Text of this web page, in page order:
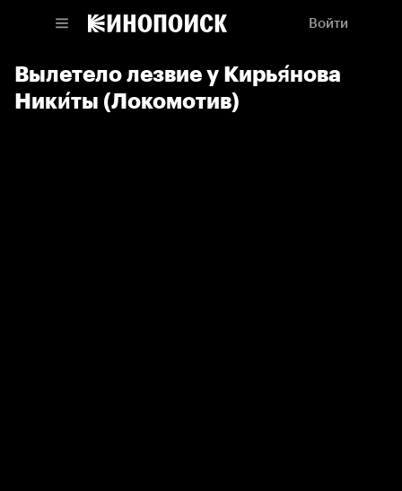
Войти
Вылетело лезвие у Кирья́нова
Ники́ты (Локомотив)